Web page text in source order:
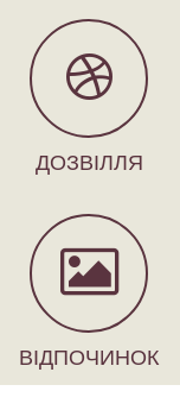
ДОЗВІЛЛЯ
ВІДПОЧИНОК